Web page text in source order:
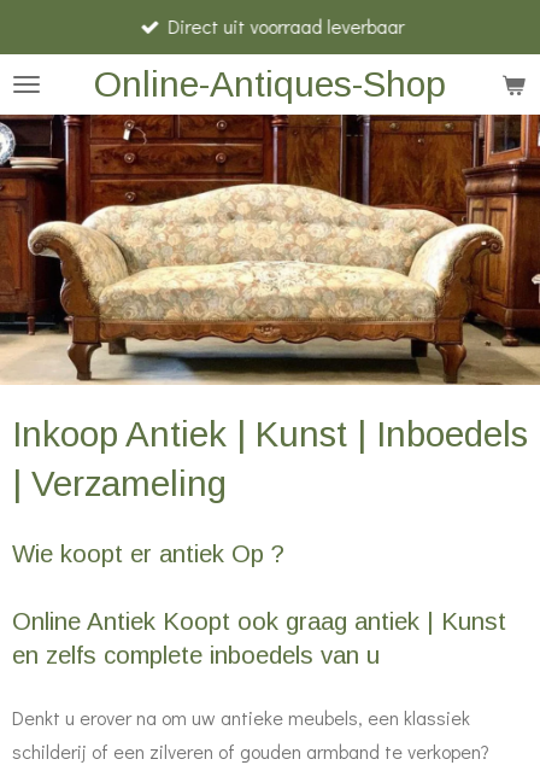
direct
naar
de
hoofdinhoud
Online-Antiques-Shop
Direct uit voorraad leverbaar
Inkoop Antiek | Kunst | Inboedels
| Verzameling
Wie koopt er antiek Op ?
Online Antiek Koopt ook graag antiek | Kunst
en zelfs complete inboedels van u
Denkt u erover na om uw antieke meubels, een klassiek
schilderij of een zilveren of gouden armband te verkopen?